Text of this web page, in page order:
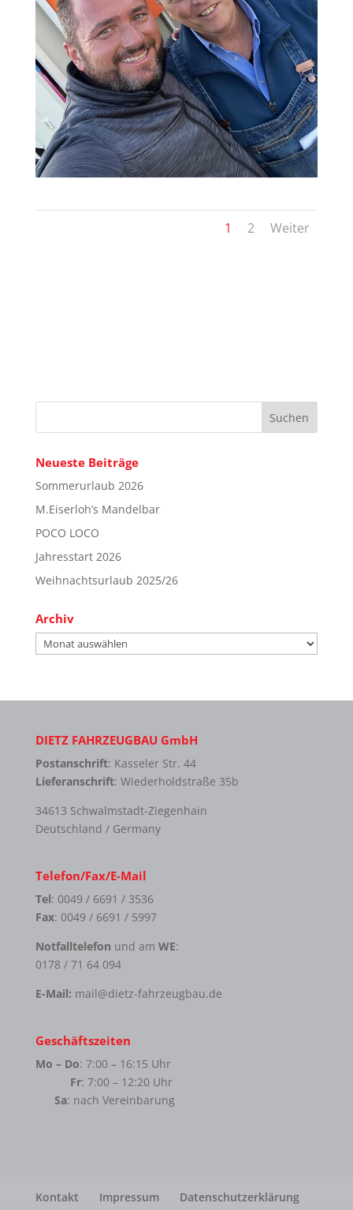
1 2 Weiter
Neueste Beiträge
Sommerurlaub 2026
M.Eiserloh’s Mandelbar
POCO LOCO
Jahresstart 2026
Weihnachtsurlaub 2025/26
Archiv
Archiv
DIETZ FAHRZEUGBAU GmbH
Postanschrift: Kasseler Str. 44
Lieferanschrift: Wiederholdstraße 35b
34613 Schwalmstadt-Ziegenhain
Deutschland / Germany
Telefon/Fax/E-Mail
Tel: 0049 / 6691 / 3536
Fax: 0049 / 6691 / 5997
Notfalltelefon und am WE:
0178 / 71 64 094
E-Mail: mail@dietz-fahrzeugbau.de
Geschäftszeiten
Mo – Do: 7:00 – 16:15 Uhr
Fr: 7:00 – 12:20 Uhr
Sa: nach Vereinbarung
Kontakt Impressum
Datenschutzerklärung